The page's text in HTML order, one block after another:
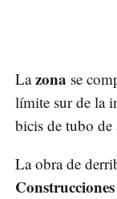
Lazona se
límite sur de la
bicis de tubo de
La obra de